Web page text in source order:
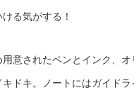
る気がする！
用意されたペンとインク、
キドキ。ノートにはガイド